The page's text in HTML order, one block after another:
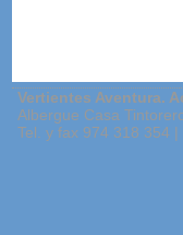
Vertientes Aventura.
Albergue Casa
Tel. y fax 974 318 354